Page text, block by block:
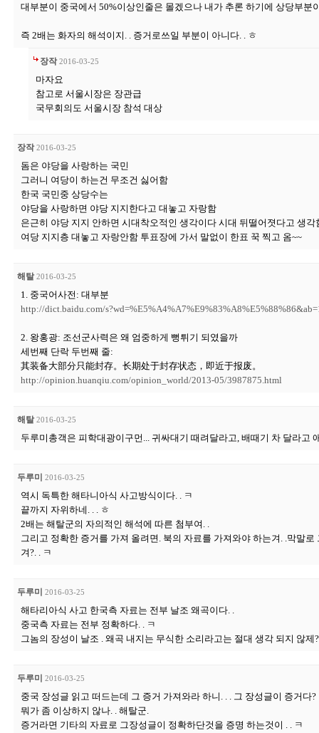
대부분이 중국에서 50%이상인줄은 몰겠으나 내가 추론 하기에 상당부분
즉 2배는 화자의 해석이지. . 증거로쓰일 부분이 아니다. . ㅎ
장작 2016-03-25
마자요
참고로 서울시장은 장관급
국무회의도 서울시장 참석 대상
장작 2016-03-25
돔은 야당을 사랑하는 국민
그러니 여당이 하는건 무조건 싫어함
한국 국민중 상당수는
야당을 사랑하면 야당 지지한다고 대놓고 자랑함
은근히 야당 지지 안하면 시대착오적인 생각이다 시대 뒤떨어졋다고 생각
여당 지지층 대놓고 자랑안함 투표장에 가서 말없이 한표 꾹 찍고 옴~~
해탈 2016-03-25
1. 중국어사전: 대부분
http://dict.baidu.com/
2. 왕홍광: 조선군사력은 왜 엄중하게 뻥튀기 되였을까
세번째 단락 두번째 줄:
其装备大部分只能封存。长期处于封存状态，即近于报废。
http://opinion.huanqiu.com/opinion_world/2013-05/3987875.html
해탈 2016-03-25
두루미총객은 피학대광이구먼... 귀싸대기 때려달라고, 배때기 차 달라고
두루미 2016-03-25
역시 독특한 해타니아식 사고방식이다. . ㅋ
끝까지 자위하네. . . ㅎ
2배는 해탈군의 자의적인 해석에 따른 첨부여. .
그리고 정확한 증거를 가져 올려면. 북의 자료를 가져와야 하는겨. .막말
겨?. . ㅋ
두루미 2016-03-25
해타리아식 사고 한국측 자료는 전부 날조 왜곡이다. .
중국측 자료는 전부 정확하다. . ㅋ
그놈의 장성이 날조 . 왜곡 내지는 무식한 소리라고는 절대 생각 되지 않제?
두루미 2016-03-25
중국 장성글 읽고 떠드는데 그 증거 가져와라 하니. . . 그 장성글이 증거다?
뭐가 좀 이상하지 않나. . 해탈군.
증거라면 기타의 자료로 그장성글이 정확하단것을 증명 하는것이 . . ㅋ